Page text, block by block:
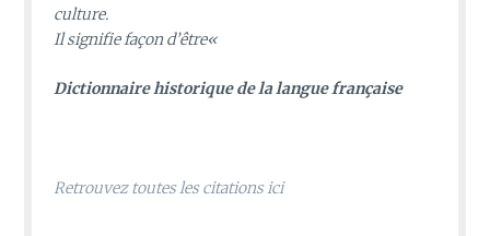
culture.
Il signifie façon d’être«
Dictionnaire historique de la langue française
Retrouvez toutes les citations ici